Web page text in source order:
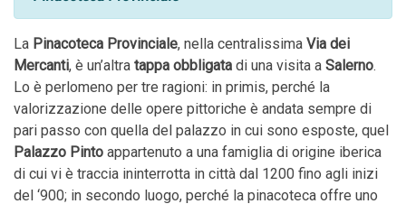
La Pinacoteca Provinciale, nella centralissima Via dei
Mercanti, è un’altra tappa obbligata di una visita a Salerno.
Lo è perlomeno per tre ragioni: in primis, perché la
valorizzazione delle opere pittoriche è andata sempre di
pari passo con quella del palazzo in cui sono esposte, quel
Palazzo Pinto appartenuto a una famiglia di origine iberica
di cui vi è traccia ininterrotta in città dal 1200 fino agli inizi
del ‘900; in secondo luogo, perché la pinacoteca offre uno